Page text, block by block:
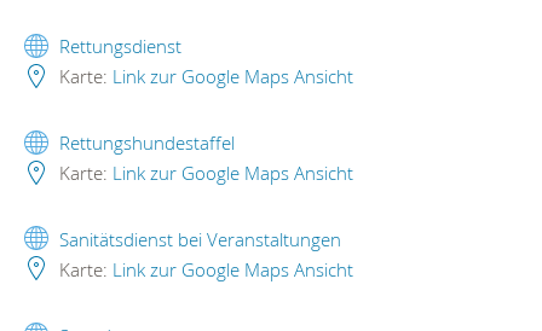
Rettungsdienst
Karte: Link zur Google Maps Ansicht
Rettungshundestaffel
Karte: Link zur Google Maps Ansicht
Sanitätsdienst bei Veranstaltungen
Karte: Link zur Google Maps Ansicht